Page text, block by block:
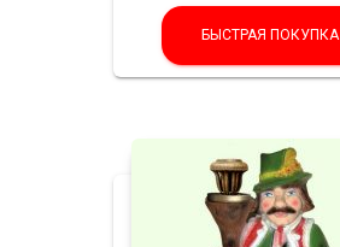
БЫСТРАЯ ПОКУПКА